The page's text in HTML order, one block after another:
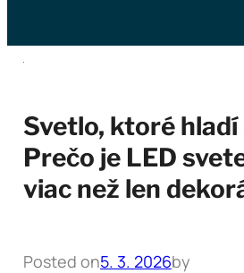
Svetlo, ktoré hladí
Prečo je LED
viac než len
Posted on5. 3. 2026by